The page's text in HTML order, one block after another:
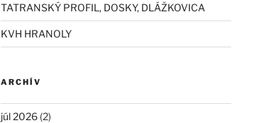
TATRANSKÝ PROFIL, DOSKY, DLÁŽKOVICA
KVH HRANOLY
ARCHÍV
júl 2026(2)